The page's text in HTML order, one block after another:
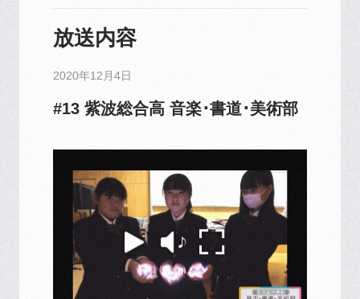
放送内容
2020年12月4日
#13 紫波総合高 音楽･書道･美術部